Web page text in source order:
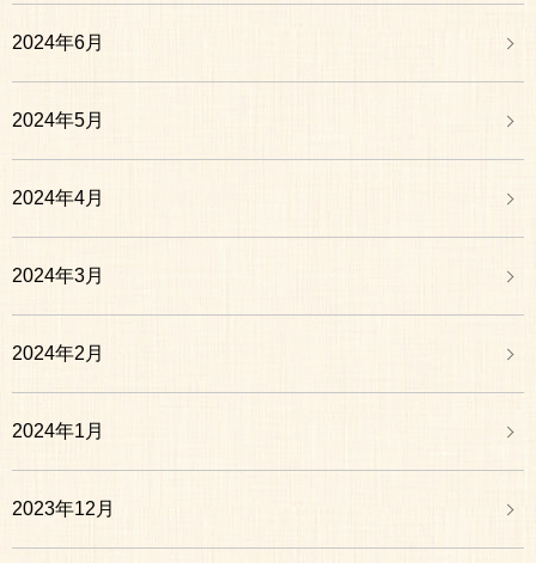
2024年6月
2024年5月
2024年4月
2024年3月
2024年2月
2024年1月
2023年12月